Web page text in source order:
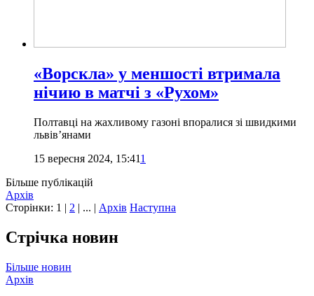
«Ворскла» у меншості втримала
нічию в матчі з «Рухом»
Полтавці на жахливому газоні впоралися зі швидкими
львів’янами
15 вересня 2024, 15:411
Більше публікацій
Архів
Сторінки: 1 | 2 | ... | Архів Наступна
Стрічка новин
Більше новин
Архів